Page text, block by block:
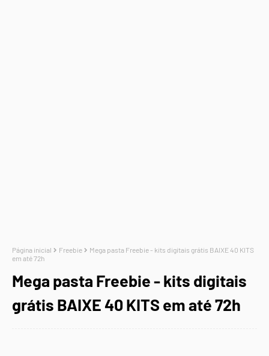
Página inicial Freebie
Mega pasta Freebie - kits digitais grátis BAIXE 40 KITS
em até 72h
Mega pasta Freebie - kits digitais
grátis BAIXE 40 KITS em até 72h